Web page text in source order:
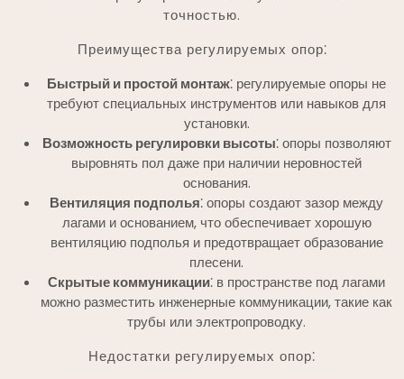
точностью.
Преимущества регулируемых опор⁚
Быстрый и простой монтаж⁚ регулируемые опоры не
требуют специальных инструментов или навыков для
установки.
Возможность регулировки высоты⁚ опоры позволяют
выровнять пол даже при наличии неровностей
основания.
Вентиляция подполья⁚ опоры создают зазор между
лагами и основанием, что обеспечивает хорошую
вентиляцию подполья и предотвращает образование
плесени.
Скрытые коммуникации⁚ в пространстве под лагами
можно разместить инженерные коммуникации, такие как
трубы или электропроводку.
Недостатки регулируемых опор⁚